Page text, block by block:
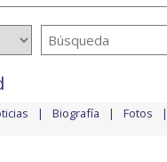
Biografía Fotos